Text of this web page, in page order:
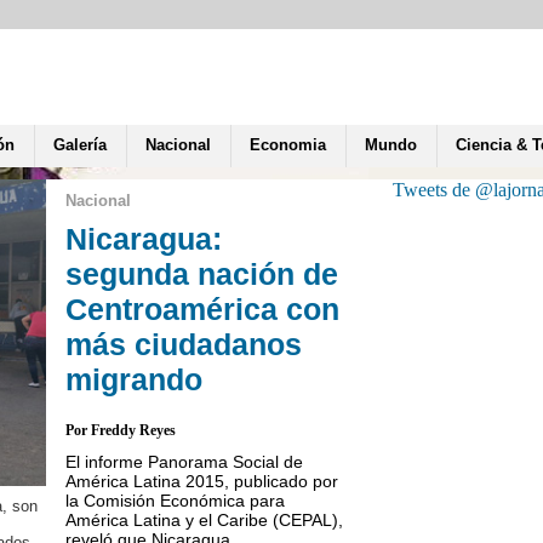
Galería Nacional Economia Mundo Ciencia &
son
Nacional
Nicaragua:
segunda nación de
Centroamérica con
más ciudadanos
migrando
Por Freddy Reyes
El informe Panorama Social de
América Latina 2015, publicado por
la Comisión Económica para
América Latina y el Caribe (CEPAL),
El director de
informó que estas
Tweets de